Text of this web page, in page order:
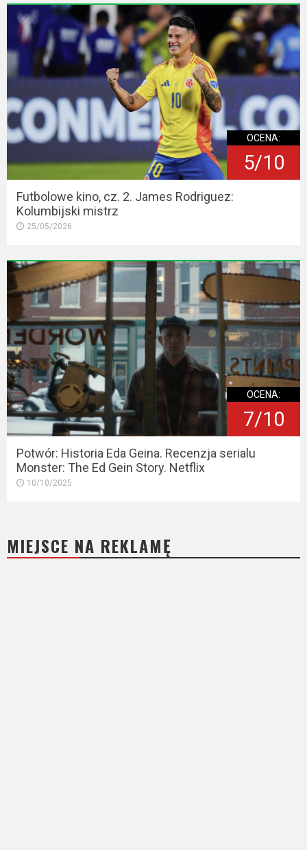
OCENA:
5/10
Futbolowe kino, cz. 2. James Rodriguez:
Kolumbijski mistrz
25/05/2026
OCENA:
7/10
Potwór: Historia Eda Geina. Recenzja serialu
Monster: The Ed Gein Story. Netflix
10/10/2025
MIEJSCE NA REKLAMĘ